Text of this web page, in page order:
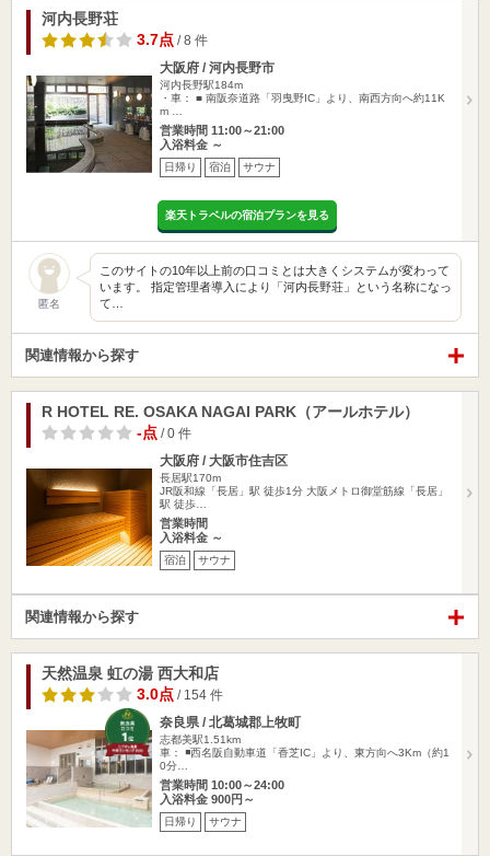
河内長野荘
3.7点 / 8 件
大阪府 / 河内長野市
河内長野駅184m
・車： ■ 南阪奈道路「羽曳野IC」より、南西方向へ約11K
m …
営業時間 11:00～21:00
入浴料金 ～
日帰り 宿泊 サウナ
楽天トラベルの宿泊プランを見る
匿名
このサイトの10年以上前の口コミとは大きくシステムが変わって
います。 指定管理者導入により「河内長野荘」という名称になっ
て…
関連情報から探す
R HOTEL RE. OSAKA NAGAI PARK（アールホテル）
-点 / 0 件
大阪府 / 大阪市住吉区
長居駅170m
JR阪和線「長居」駅 徒歩1分 大阪メトロ御堂筋線「長居」
駅 徒歩…
営業時間
入浴料金 ～
宿泊 サウナ
関連情報から探す
天然温泉 虹の湯 西大和店
3.0点 / 154 件
奈良県 / 北葛城郡上牧町
志都美駅1.51km
車： ◾️西名阪自動車道「香芝IC」より、東方向へ3Km（約1
0分…
営業時間 10:00～24:00
入浴料金 900円～
日帰り サウナ